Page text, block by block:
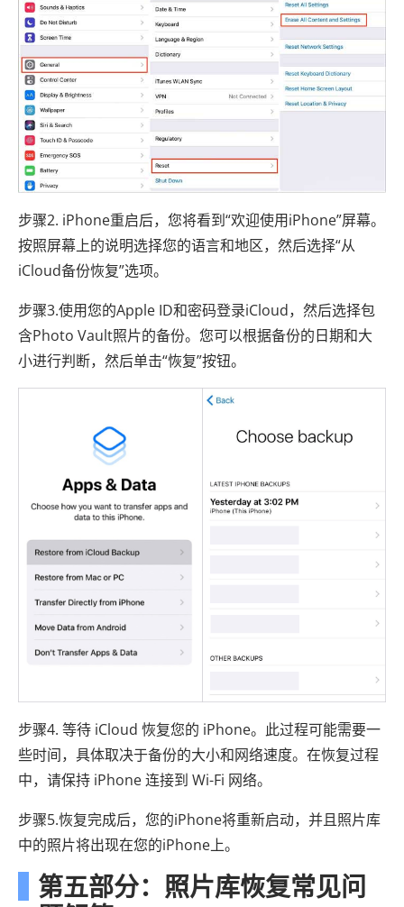
步骤2. iPhone重启后，您将看到“欢迎使用iPhone”屏幕。
按照屏幕上的说明选择您的语言和地区，然后选择“从
iCloud备份恢复”选项。
步骤3.使用您的Apple ID和密码登录iCloud，然后选择包
含Photo Vault照片的备份。您可以根据备份的日期和大
小进行判断，然后单击“恢复”按钮。
步骤4. 等待 iCloud 恢复您的 iPhone。此过程可能需要一
些时间，具体取决于备份的大小和网络速度。在恢复过程
中，请保持 iPhone 连接到 Wi-Fi 网络。
步骤5.恢复完成后，您的iPhone将重新启动，并且照片库
中的照片将出现在您的iPhone上。
第五部分：照片库恢复常见问